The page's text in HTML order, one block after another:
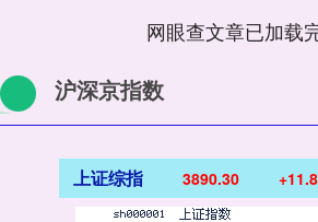
网眼查文章已加载
沪深京指数
上证综指 3890.30